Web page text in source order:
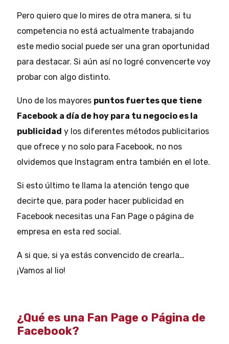
Pero quiero que lo mires de otra manera, si tu
competencia no está actualmente trabajando
este medio social puede ser una gran oportunidad
para destacar. Si aún así no logré convencerte voy
probar con algo distinto.
Uno de los mayores puntos fuertes que tiene
Facebook a día de hoy para tu negocio es la
publicidad y los diferentes métodos publicitarios
que ofrece y no solo para Facebook, no nos
olvidemos que Instagram entra también en el lote.
Si esto último te llama la atención tengo que
decirte que, para poder hacer publicidad en
Facebook necesitas una Fan Page o página de
empresa en esta red social.
A si que, si ya estás convencido de crearla…
¡Vamos al lio!
¿Qué es una Fan Page o Página de
Facebook?